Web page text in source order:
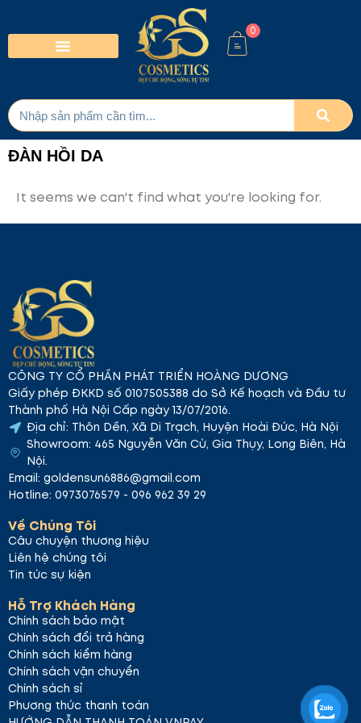
0
ĐÀN HỒI DA
It seems we can't find what you're looking for.
CÔNG TY CỔ PHẦN PHÁT TRIỂN HOÀNG DƯƠNG
Giấy phép ĐKKD số 0107505388 do Sở Kế hoạch và Đầu tư
Thành phố Hà Nội Cấp ngày 13/07/2016.
Địa chỉ: Thôn Dền, Xã Di Trạch, Huyện Hoài Đức, Hà Nội
Showroom: 465 Nguyễn Văn Cừ, Gia Thụy, Long Biên, Hà
Nội.
Email: goldensun6886@gmail.com
Hotline: 0973076579 - 096 962 39 29
Về Chúng Tôi
Câu chuyện thương hiệu
Liên hệ chúng tôi
Tin tức sự kiện
Hỗ Trợ Khách Hàng
Chính sách bảo mật
Chính sách đổi trả hàng
Chính sách kiểm hàng
Chính sách vận chuyển
Chính sách sỉ
Phương thức thanh toán